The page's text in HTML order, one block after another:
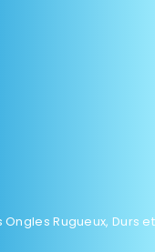
Rugueux, Durs et